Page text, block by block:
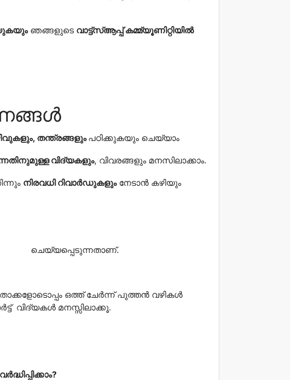
ഞങ്ങളുടെ വാട്ട്‌സ്ആപ്പ് കമ്മ്യൂണിറ്റിയിൽ
തന്ത്രങ്ങളുംപഠിക്കുകയും ചെയ്യാം
വിദ്യകളും, വിവരങ്ങളും മനസിലാക്കാം.
നിരവധി റിവാർഡുകളുംനേടാൻ കഴിയും
ചെയ്യപ്പെടുന്നതാണ്.
ഒത്ത് ചേർന്ന് പുത്തൻ വഴികൾ
വിദ്യകൾ മനസ്സിലാക്കൂ.